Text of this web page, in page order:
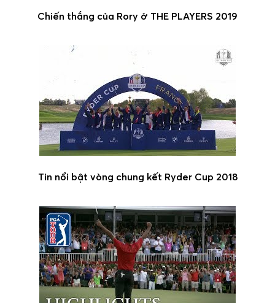
Chiến thắng của Rory ở THE PLAYERS 2019
Tin nổi bật vòng chung kết Ryder Cup 2018